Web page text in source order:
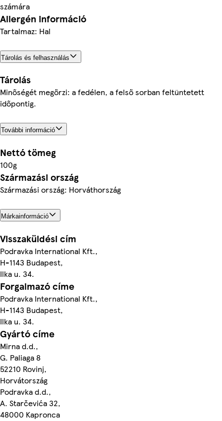
számára
Allergén információ
Tartalmaz: Hal
Tárolás és felhasználás
Tárolás
Minőségét megőrzi: a fedélen, a felső sorban feltüntetett
időpontig.
További információ
Nettó tömeg
100g
Származási ország
Származási ország: Horváthország
Márkainformáció
Visszaküldési cím
Podravka International Kft.,
H-1143 Budapest,
Ilka u. 34.
Forgalmazó címe
Podravka International Kft.,
H-1143 Budapest,
Ilka u. 34.
Gyártó címe
Mirna d.d.,
G. Paliaga 8
52210 Rovinj,
Horvátország
Podravka d.d.,
A. Starčevića 32,
48000 Kapronca